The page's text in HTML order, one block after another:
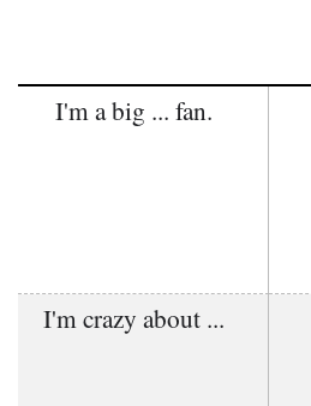
I'm a big ... fan.
I'm crazy about ...